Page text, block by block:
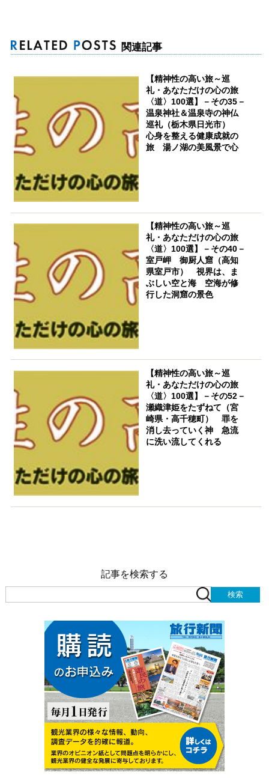
関連記事
【精神性の高い旅～巡
礼・あなただけの心の旅
〈道〉100選】－その35－
温泉神社＆温泉寺の神仏
巡礼（栃木県日光市）
心身を整える健康成就の
旅 湯ノ湖の美風景で心
【精神性の高い旅～巡
礼・あなただけの心の旅
〈道〉100選】－その40－
室戸岬 御厨人窟（高知
県室戸市） 視界は、ま
ぶしい空と海 空海が修
行した洞窟の景色
【精神性の高い旅～巡
礼・あなただけの心の旅
〈道〉100選】－その52－
瀬織津姫をたずねて（宮
崎県・高千穂町） 罪を
消し去っていく神 急流
に洗い流してくれる
記事を検索する